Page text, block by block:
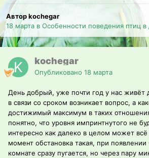
Автор kochegar
18 марта в Особенности поведения птиц
kochegar
Опубликовано 18 марта
День добрый, уже почти год у нас живёт
в связи со сроком возникает вопрос, а
достижимый максимум в таких
понятно, что уровня импринтнутого не
интересно как далеко в целом может
момент обстановка такая, при появлении
комнате сразу пугается, но через пару